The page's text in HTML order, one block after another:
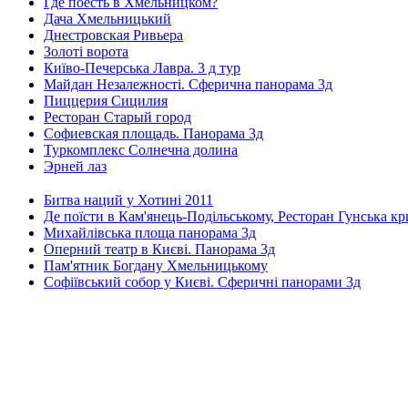
Дача Хмельницький
Днестровская Ривьера
Золоті ворота
Київо-Печерська Лавра. 3 д тур
Майдан Незалежності. Сферична панорама 3д
Пиццерия Сицилия
Ресторан Старый город
Софиевская площадь. Панорама 3д
Туркомплекс Солнечна долина
Эрней лаз
Битва наций у Хотині 2011
Де поїсти в Кам'янець-Подільському, Ресторан Гунська
Михайлівська площа панорама 3д
Оперний театр в Києві. Панорама 3д
Пам'ятник Богдану Хмельницькому
Софіївський собор у Києві. Сферичні панорами 3д